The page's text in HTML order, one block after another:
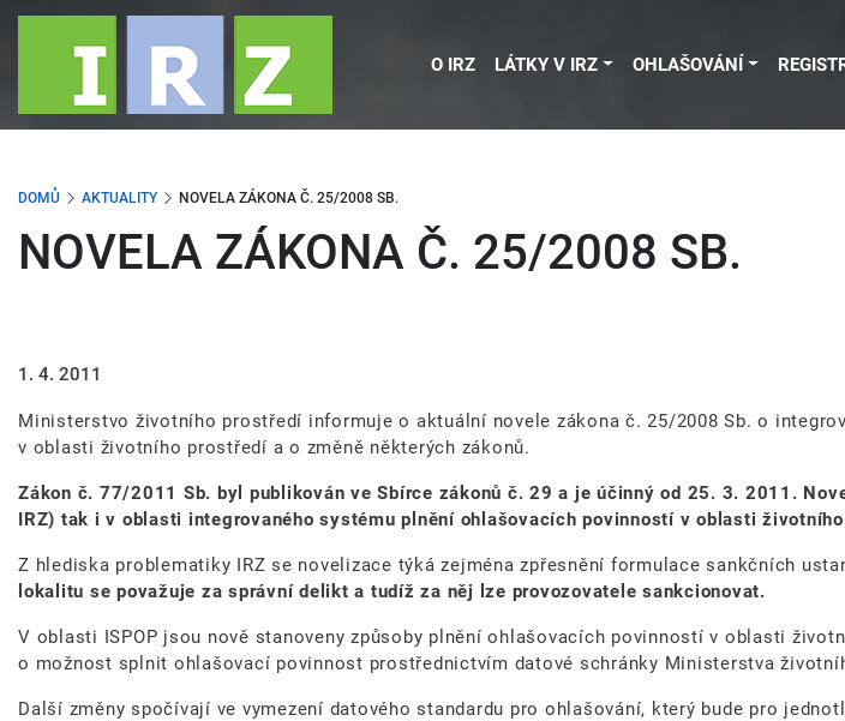
Přejít
O IRZ LÁTKY V IRZ OHLAŠOVÁNÍ
DOMŮ AKTUALITY NOVELA ZÁKONA Č. 25/2008 SB.
NOVELA ZÁKONA Č. 25/2008 SB.
1. 4. 2011
Ministerstvo životního prostředí informuje o aktuální novele zákona č. 25/2008 Sb. o
v oblasti životního prostředí a o změně některých zákonů.
Zákon č. 77/2011 Sb. byl publikován ve Sbírce zákonů č. 29 a je účinný od 25. 3. 2011.
IRZ) tak i v oblasti integrovaného systému plnění ohlašovacích povinností v oblasti
Z hlediska problematiky IRZ se novelizace týká zejména zpřesnění formulace sankčních
lokalitu se považuje za správní delikt a tudíž za něj lze provozovatele sankcionovat.
V oblasti ISPOP jsou nově stanoveny způsoby plnění ohlašovacích povinností v oblasti
o možnost splnit ohlašovací povinnost prostřednictvím datové schránky Ministerstva
Další změny spočívají ve vymezení datového standardu pro ohlašování, který bude pro